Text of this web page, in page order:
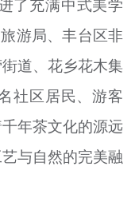
+
了充满中式美学
游局、丰台区非
道、花乡花木集
社区居民、游客
年茶文化的源远
与自然的完美融